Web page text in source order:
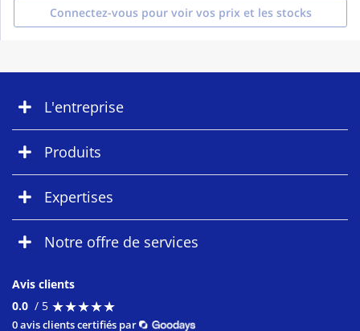
Connectez-vous pour voir vos prix et les stocks
L'entreprise
Produits
Expertises
Notre offre de services
Avis clients
0.0 / 5 ★★★★★
★★★★★
0 avis clients certifiés par